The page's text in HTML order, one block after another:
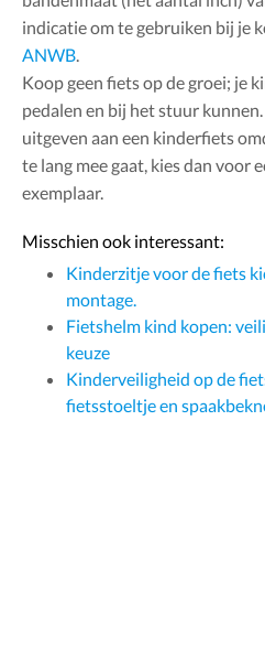
indicatie om te gebruiken bij je
ANWB.
Koop geen fiets op de groei; je
pedalen en bij het stuur
uitgeven aan een kinderfiets
te lang mee gaat, kies dan voor
exemplaar.
Misschien ook interessant:
Kinderzitje voor de fiets
montage.
Fietshelm kind kopen:
keuze
Kinderveiligheid op de
fietsstoeltje en